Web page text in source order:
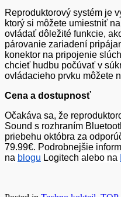
Reproduktorový systém je
ktorý si môžete umiestniť
ovládať dôležité funkcie,
párovanie zariadení
konektor na pripojenie
chcieť hudbu počúvať v
ovládacieho prvku môžete
Cena a dostupnosť
Očakáva sa, že
Sound s rozhraním
priebehu októbra za
79.99€. Podrobnejšie
na blogu Logitech alebo na